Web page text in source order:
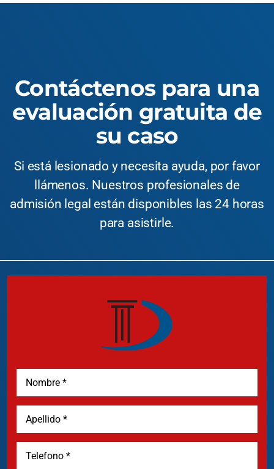
Contáctenos para una
evaluación gratuita de
su caso
Si está lesionado y necesita ayuda, por favor
llámenos. Nuestros profesionales de
admisión legal están disponibles las 24 horas
para asistirle.